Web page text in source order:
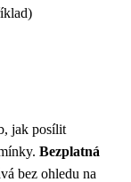
jak posílit
Bezplatná
bez ohledu na